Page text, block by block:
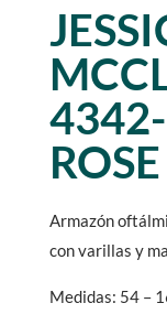
Armazón
con varillas y
Medidas: 54 –